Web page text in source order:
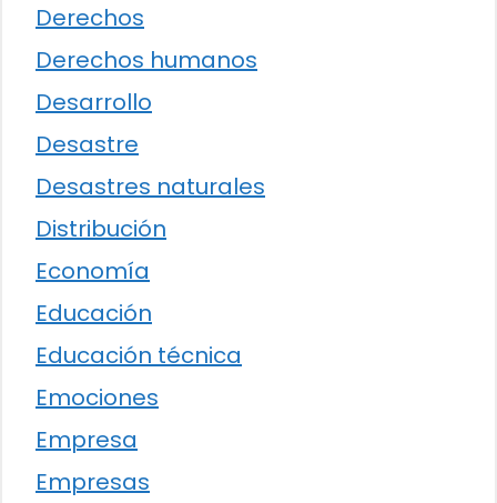
Derechos
Derechos humanos
Desarrollo
Desastre
Desastres naturales
Distribución
Economía
Educación
Educación técnica
Emociones
Empresa
Empresas